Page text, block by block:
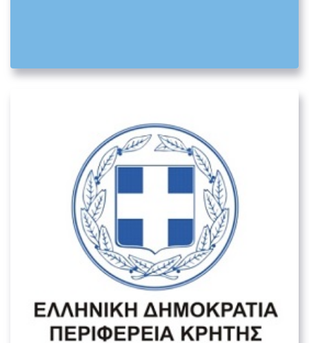
Ειδική Υπηρεσία Διαχείρισης
Περιφέρειας Κρήτης